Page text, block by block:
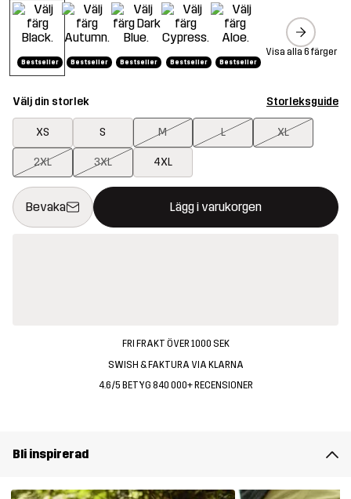
Bestseller Bestseller Bestseller Bestseller Bestseller
Visa alla 6 färger
Välj din storlek Storleksguide
XS S M L XL
2XL 3XL 4XL
Bevaka Lägg i varukorgen
Denna knapp kommer att öppna en modal som bekräftar en ny
{{size}} inte tillgänglig
FRI FRAKT ÖVER 1000 SEK
SWISH & FAKTURA VIA KLARNA
4.6/5 BETYG 840 000+ RECENSIONER
Bli inspirerad